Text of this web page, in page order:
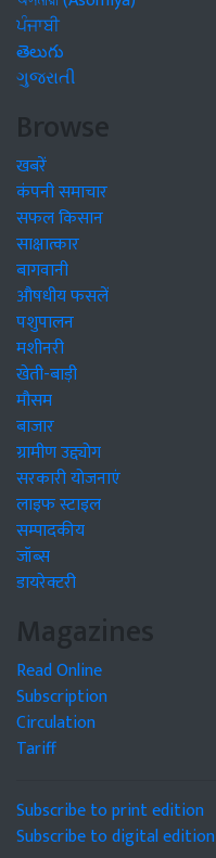
ਪੰਜਾਬੀ
తెలుగు
ગુજરાતી
Browse
खबरें
कंपनी समाचार
सफल किसान
साक्षात्कार
बागवानी
औषधीय फसलें
पशुपालन
मशीनरी
खेती-बाड़ी
मौसम
बाजार
ग्रामीण उद्द्योग
सरकारी योजनाएं
लाइफ स्टाइल
सम्पादकीय
जॉब्स
डायरेक्टरी
Magazines
Read Online
Subscription
Circulation
Tariff
Subscribe to print edition
Subscribe to digital edition